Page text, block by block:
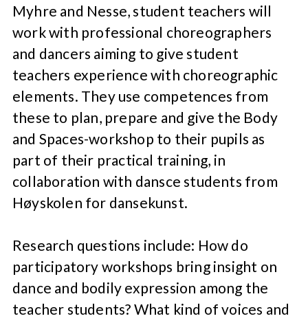
Myhre and Nesse, student teachers will
work with professional choreographers
and dancers aiming to give student
teachers experience with choreographic
elements. They use competences from
these to plan, prepare and give the Body
and Spaces-workshop to their pupils as
part of their practical training, in
collaboration with dansce students from
Høyskolen for dansekunst.
Research questions include: How do
participatory workshops bring insight on
dance and bodily expression among the
teacher students? What kind of voices and